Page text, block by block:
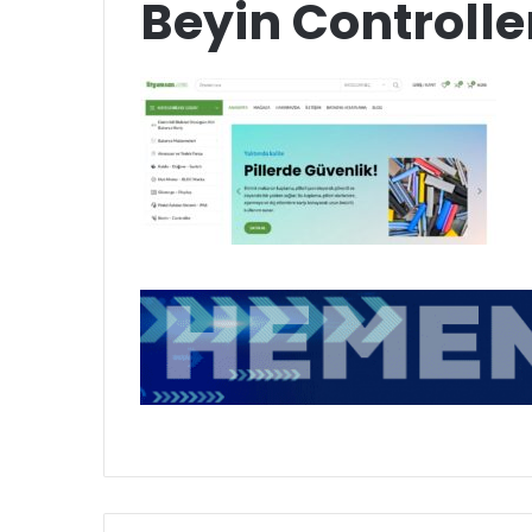
Beyin